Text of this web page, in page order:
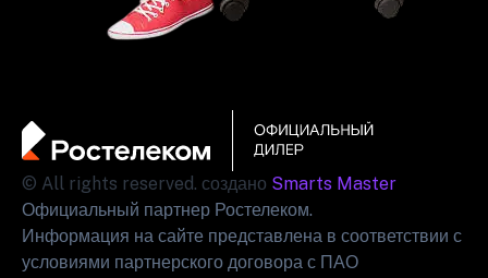
© All rights reserved. создано Smarts Master
Официальный партнер Ростелеком.
Информация на сайте представлена в соответствии с
условиями партнерского договора с ПАО